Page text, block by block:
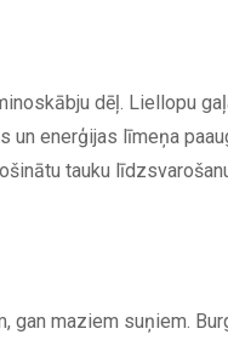
dēļ. Liellopu
enerģijas līmeņa
tauku
maziem suņiem.